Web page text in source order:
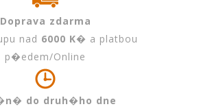
Doprava zdarma
nad 6000 K� a platbou
p�edem/Online
do druh�ho dne